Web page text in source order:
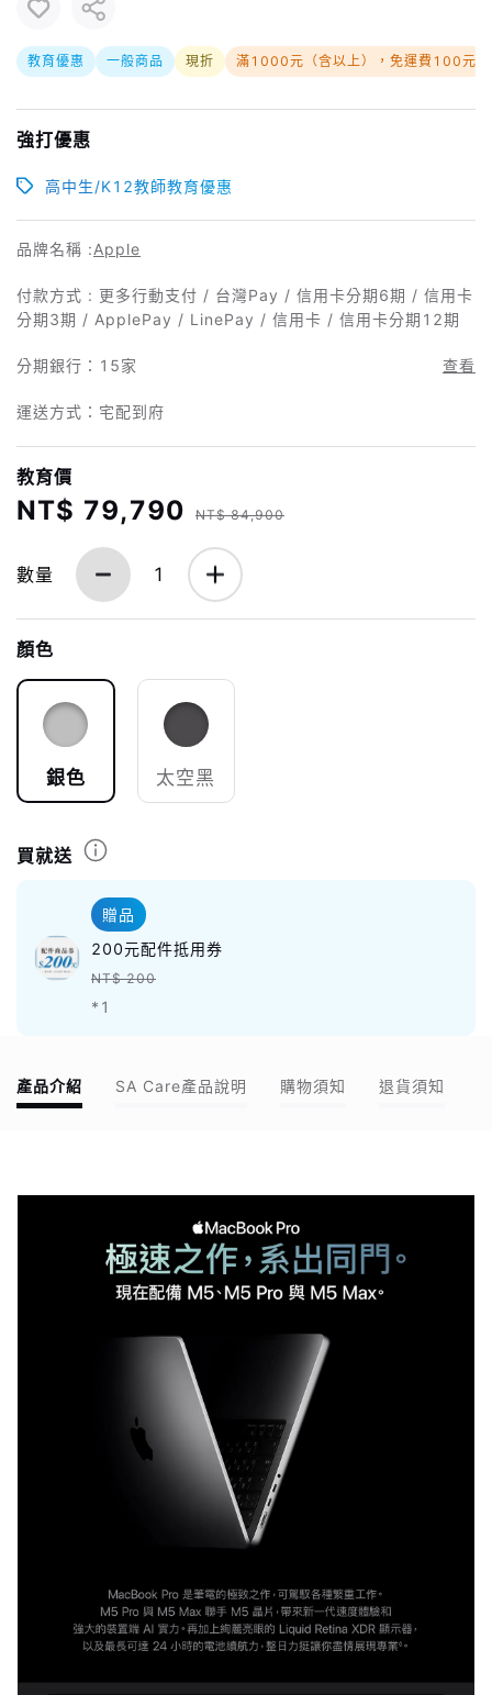
教育優惠 一般商品 現折 滿1000元（含以上），免運費100元
強打優惠
高中生/K12教師教育優惠
品牌名稱 :Apple
付款方式 : 更多行動支付 / 台灣Pay / 信用卡分期6期 / 信用卡
分期3期 / ApplePay / LinePay / 信用卡 / 信用卡分期12期
分期銀行： 15家 查看
運送方式：宅配到府
教育價
NT$ 79,790 NT$ 84,900
數量 1
顏色
銀色 太空黑
買就送
贈品
200元配件抵用券
NT$ 200
*1
產品介紹 SA Care產品說明 購物須知 退貨須知